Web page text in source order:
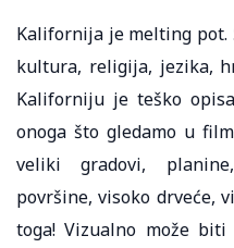
Kalifornija je melting pot.
kultura, religija, jezika,
Kaliforniju je teško
onoga što gledamo u
veliki gradovi,
površine, visoko drveće,
toga! Vizualno može